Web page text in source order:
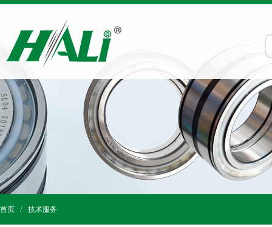
首页 技术服务